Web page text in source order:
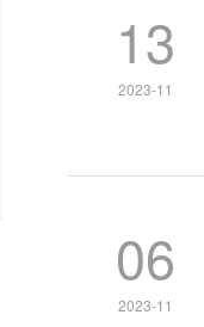
13
2023-11
06
2023-11